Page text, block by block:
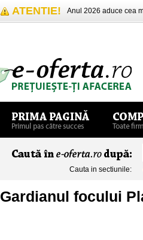
ATENTIE! Anul 2026 aduce cea
Cauta in sectiunile:
Gardianul focului